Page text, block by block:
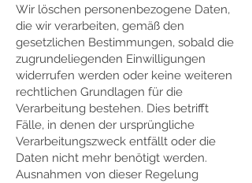
Wir löschen personenbezogene Daten,
die wir verarbeiten, gemäß den
gesetzlichen Bestimmungen, sobald die
zugrundeliegenden Einwilligungen
widerrufen werden oder keine weiteren
rechtlichen Grundlagen für die
Verarbeitung bestehen. Dies betrifft
Fälle, in denen der ursprüngliche
Verarbeitungszweck entfällt oder die
Daten nicht mehr benötigt werden.
Ausnahmen von dieser Regelung